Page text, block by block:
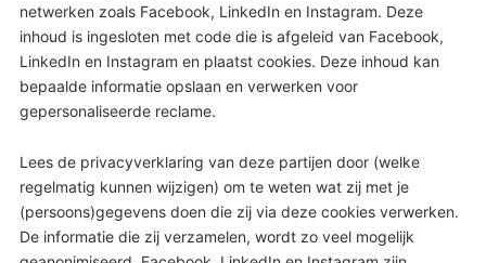
netwerken zoals Facebook, LinkedIn en Instagram. Deze
inhoud is ingesloten met code die is afgeleid van Facebook,
LinkedIn en Instagram en plaatst cookies. Deze inhoud kan
bepaalde informatie opslaan en verwerken voor
gepersonaliseerde reclame.
Lees de privacyverklaring van deze partijen door (welke
regelmatig kunnen wijzigen) om te weten wat zij met je
(persoons)gegevens doen die zij via deze cookies verwerken.
De informatie die zij verzamelen, wordt zo veel mogelijk